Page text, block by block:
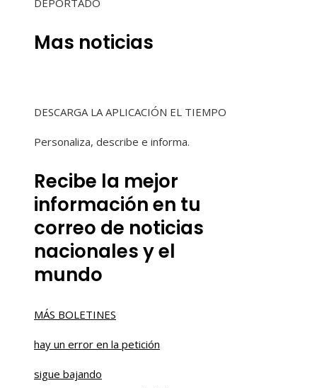
Mas noticias
DESCARGA LA APLICACIÓN EL TIEMPO
Personaliza, describe e informa.
Recibe la mejor
información en tu
correo de noticias
nacionales y el
mundo
MÁS BOLETINES
hay un error en la petición
sigue bajando